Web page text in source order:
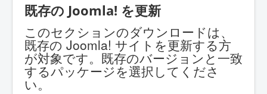
既存の Joomla! を更新
このセクションのダウンロードは、
既存の Joomla! サイトを更新する方
が対象です。既存のバージョンと一致
するパッケージを選択してくださ
い。